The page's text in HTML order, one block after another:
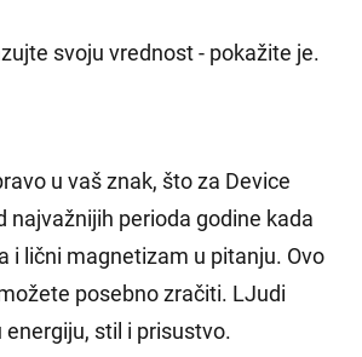
svoju vrednost - pokažite je.
u vaš znak, što za Device
najvažnijih perioda godine kada
i lični magnetizam u pitanju. Ovo
posebno zračiti. LJudi
stil i prisustvo.